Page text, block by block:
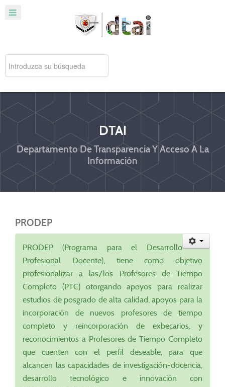
DTAI
Departamento De Transparencia Y Acceso A La
Información
PRODEP
PRODEP (Programa para el Desarrollo
Profesional Docente), tiene como objetivo
profesionalizar a las/los Profesores de Tiempo
Completo (PTC) otorgando apoyos para realizar
estudios de posgrado de alta calidad, apoyos para la
incorporación de nuevos profesores de tiempo
completo y reincorporación de exbecarios, y
reconocimientos a Profesores de Tiempo Completo
que cuenten con el perfil deseable, para que
alcancen las capacidades de investigación-docencia,
desarrollo tecnológico e innovación con